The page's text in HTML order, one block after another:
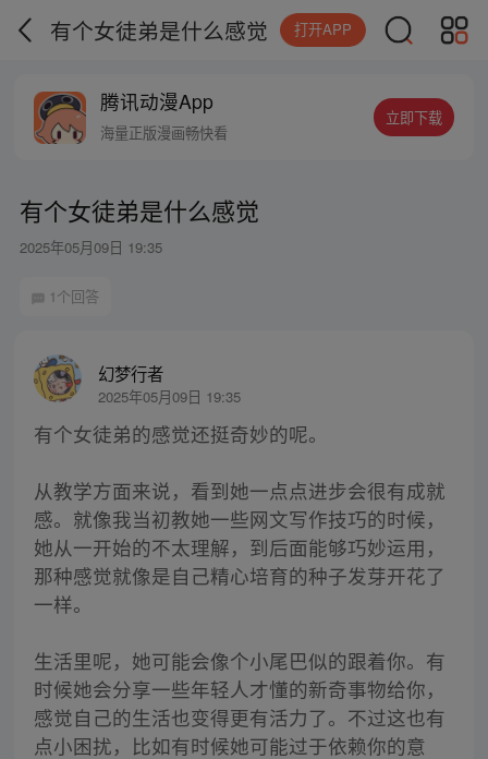
有个女徒弟是什么感觉 打开APP
腾讯动漫App
海量正版漫画畅快看
立即下载
有个女徒弟是什么感觉
2025年05月09日 19:35
1个回答
幻梦行者
2025年05月09日 19:35
有个女徒弟的感觉还挺奇妙的呢。
从教学方面来说，看到她一点点进步会很有成就
感。就像我当初教她一些网文写作技巧的时候，
她从一开始的不太理解，到后面能够巧妙运用，
那种感觉就像是自己精心培育的种子发芽开花了
一样。
生活里呢，她可能会像个小尾巴似的跟着你。有
时候她会分享一些年轻人才懂的新奇事物给你，
感觉自己的生活也变得更有活力了。不过这也有
点小困扰，比如有时候她可能过于依赖你的意